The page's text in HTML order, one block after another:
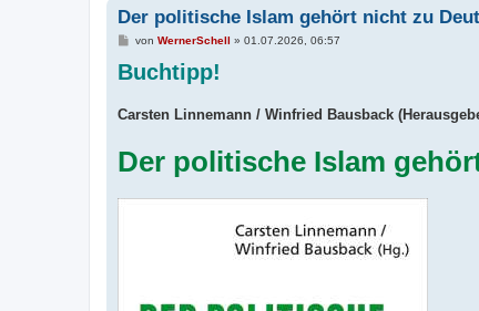
Der politische Islam gehört nicht zu
B
i
t
g
von WernerSchell » 01.07.2026, 06:57
Buchtipp!
Carsten Linnemann / Winfried Bausback
Der politische Islam